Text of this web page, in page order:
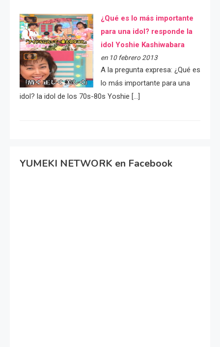
¿Qué es lo más importante
para una idol? responde la
idol Yoshie Kashiwabara
en 10 febrero 2013
A la pregunta expresa: ¿Qué es
lo más importante para una
idol? la idol de los 70s-80s Yoshie […]
YUMEKI NETWORK en Facebook